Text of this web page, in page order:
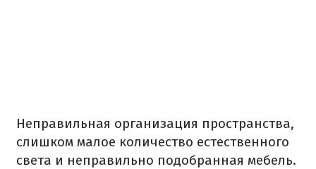
Неправильная организация пространства,
слишком малое количество естественного
света и неправильно подобранная мебель.